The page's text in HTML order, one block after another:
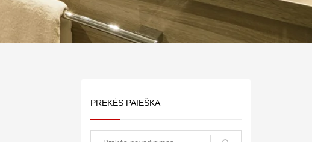
PREKĖS PAIEŠKA